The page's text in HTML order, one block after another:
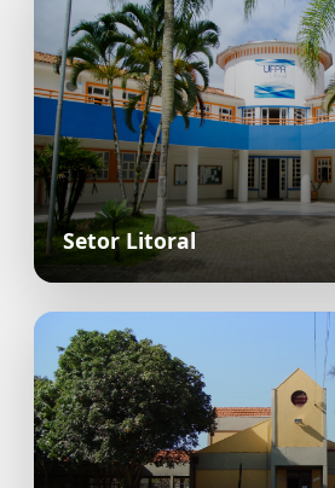
Setor Litoral